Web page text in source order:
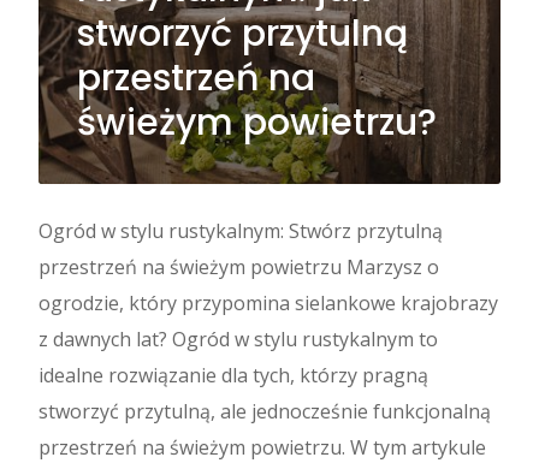
stworzyć przytulną
przestrzeń na
świeżym powietrzu?
Ogród w stylu rustykalnym: Stwórz przytulną
przestrzeń na świeżym powietrzu Marzysz o
ogrodzie, który przypomina sielankowe krajobrazy
z dawnych lat? Ogród w stylu rustykalnym to
idealne rozwiązanie dla tych, którzy pragną
stworzyć przytulną, ale jednocześnie funkcjonalną
przestrzeń na świeżym powietrzu. W tym artykule